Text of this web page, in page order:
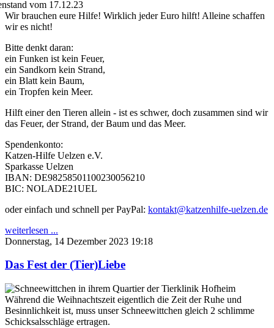
Wir brauchen eure Hilfe! Wirklich jeder Euro hilft! Alleine schaffen
wir es nicht!
Bitte denkt daran:
ein Funken ist kein Feuer,
ein Sandkorn kein Strand,
ein Blatt kein Baum,
ein Tropfen kein Meer.
Hilft einer den Tieren allein - ist es schwer, doch zusammen sind wir
das Feuer, der Strand, der Baum und das Meer.
Spendenkonto:
Katzen-Hilfe Uelzen e.V.
Sparkasse Uelzen
IBAN: DE98258501100230056210
BIC: NOLADE21UEL
oder einfach und schnell per PayPal: kontakt@katzenhilfe-uelzen.de
weiterlesen ...
Donnerstag, 14 Dezember 2023 19:18
Das Fest der (Tier)Liebe
Während die Weihnachtszeit eigentlich die Zeit der Ruhe und
Besinnlichkeit ist, muss unser Schneewittchen gleich 2 schlimme
Schicksalsschläge ertragen.